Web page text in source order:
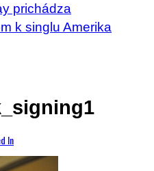
prichádza
k singlu Amerika
In